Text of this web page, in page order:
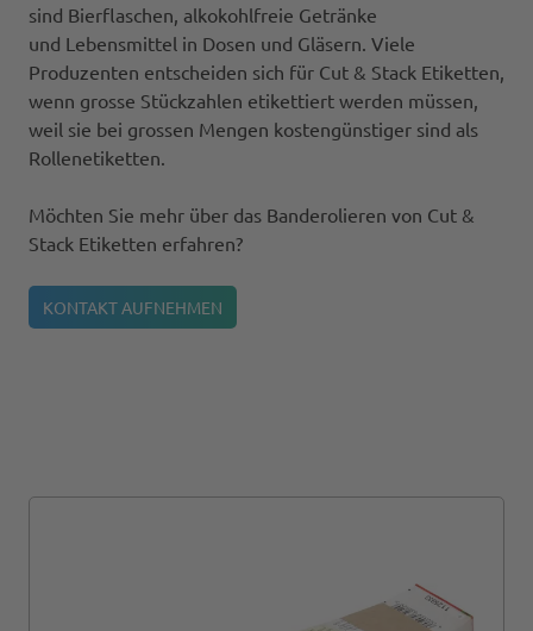
sind Bierflaschen, alkokohlfreie Getränke
und Lebensmittel in Dosen und Gläsern. Viele
Produzenten entscheiden sich für Cut & Stack Etiketten,
wenn grosse Stückzahlen etikettiert werden müssen,
weil sie bei grossen Mengen kostengünstiger sind als
Rollenetiketten.
Möchten Sie mehr über das Banderolieren von Cut &
Stack Etiketten erfahren?
KONTAKT AUFNEHMEN